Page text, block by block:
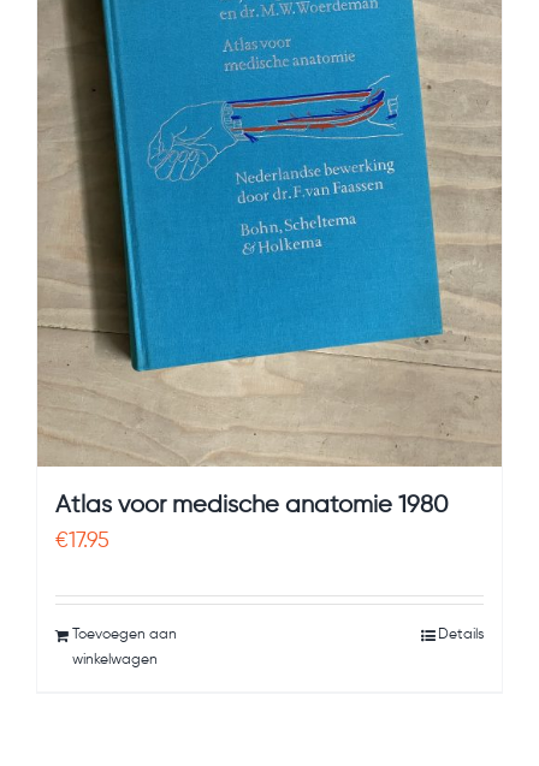
Atlas voor medische anatomie 1980
€17.95
Toevoegen aan
winkelwagen
Details